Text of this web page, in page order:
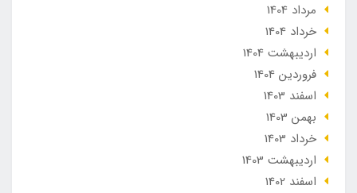
مرداد 1404
خرداد 1404
ارديبهشت 1404
فروردین 1404
اسفند 1403
بهمن 1403
خرداد 1403
ارديبهشت 1403
اسفند 1402